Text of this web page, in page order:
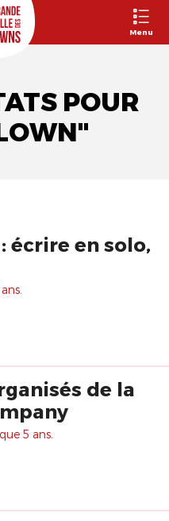
Menu
POUR
écrire en solo,
de la
5 ans.